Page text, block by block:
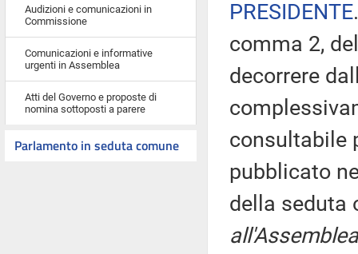
Audizioni e comunicazioni in
Commissione
Comunicazioni e informative
urgenti in Assemblea
Atti del Governo e proposte di
nomina sottoposti a parere
Parlamento in seduta comune
PRESIDENTE
comma 2,
decorrere
consultabile
pubblicato
della seduta